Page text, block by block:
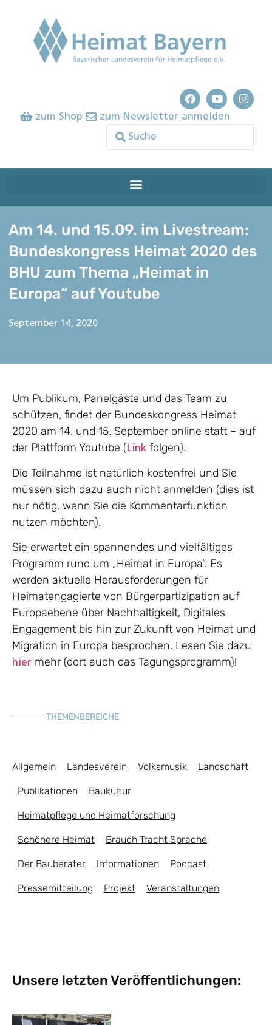
zum Shop zum Newsletter anmelden
Am 14. und 15.09. im Livestream:
Bundeskongress Heimat 2020 des
BHU zum Thema „Heimat in
Europa“ auf Youtube
September 14, 2020
Um Publikum, Panelgäste und das Team zu
schützen, findet der Bundeskongress Heimat
2020 am 14. und 15. September online statt – auf
der Plattform Youtube (Link folgen).
Die Teilnahme ist natürlich kostenfrei und Sie
müssen sich dazu auch nicht anmelden (dies ist
nur nötig, wenn Sie die Kommentarfunktion
nutzen möchten).
Sie erwartet ein spannendes und vielfältiges
Programm rund um „Heimat in Europa“. Es
werden aktuelle Herausforderungen für
Heimatengagierte von Bürgerpartizipation auf
Europaebene über Nachhaltigkeit, Digitales
Engagement bis hin zur Zukunft von Heimat und
Migration in Europa besprochen. Lesen Sie dazu
hier mehr (dort auch das Tagungsprogramm)!
THEMENBEREICHE
Allgemein Landesverein Volksmusik Landschaft
Publikationen Baukultur
Heimatpflege und Heimatforschung
Schönere Heimat Brauch Tracht Sprache
Der Bauberater Informationen Podcast
Pressemitteilung Projekt Veranstaltungen
Unsere letzten Veröffentlichungen: